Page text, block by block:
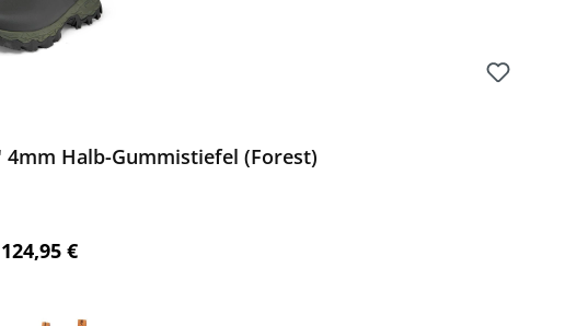
Halb-Gummistiefel (Forest)
Regulärer Preis:
124,95 €